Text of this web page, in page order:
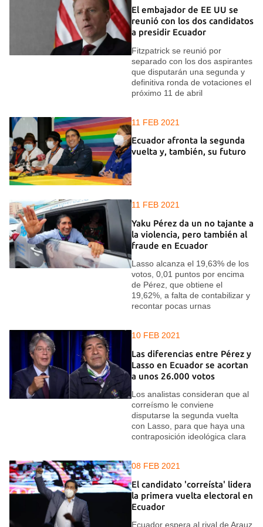
El embajador de EE UU se
reunió con los dos candidatos
a presidir Ecuador
Fitzpatrick se reunió por
separado con los dos aspirantes
que disputarán una segunda y
definitiva ronda de votaciones el
próximo 11 de abril
11 FEB 2021
Ecuador afronta la segunda
vuelta y, también, su futuro
11 FEB 2021
Yaku Pérez da un no tajante a
la violencia, pero también al
fraude en Ecuador
Lasso alcanza el 19,63% de los
votos, 0,01 puntos por encima
de Pérez, que obtiene el
19,62%, a falta de contabilizar y
recontar pocas urnas
10 FEB 2021
Las diferencias entre Pérez y
Lasso en Ecuador se acortan
a unos 26.000 votos
Los analistas consideran que al
correísmo le conviene
disputarse la segunda vuelta
con Lasso, para que haya una
contraposición ideológica clara
08 FEB 2021
El candidato 'correísta' lidera
la primera vuelta electoral en
Ecuador
Ecuador espera al rival de Arauz